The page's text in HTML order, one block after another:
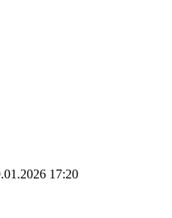
17:20